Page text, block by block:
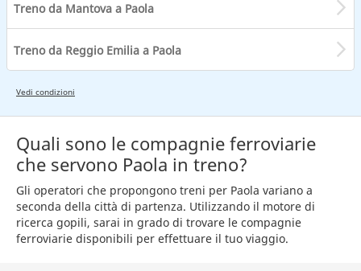
Treno da Mantova a Paola
Treno da Reggio Emilia a Paola
Vedi condizioni
Quali sono le compagnie ferroviarie
che servono Paola in treno?
Gli operatori che propongono treni per Paola variano a
seconda della città di partenza. Utilizzando il motore di
ricerca gopili, sarai in grado di trovare le compagnie
ferroviarie disponibili per effettuare il tuo viaggio.